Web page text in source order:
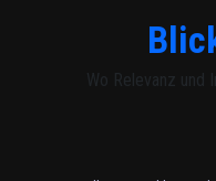
Wo Relevanz und